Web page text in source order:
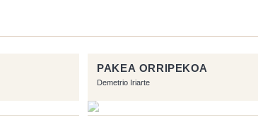
PAKEA ORRIPEKOA
Demetrio Iriarte